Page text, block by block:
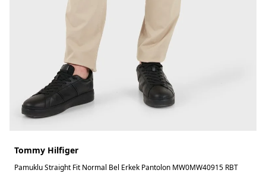
Tommy Hilfiger
Pamuklu Straight Fit Normal Bel Erkek Pantolon MW0MW40915 RBT